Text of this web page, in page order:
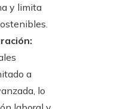
y limita
a
lo